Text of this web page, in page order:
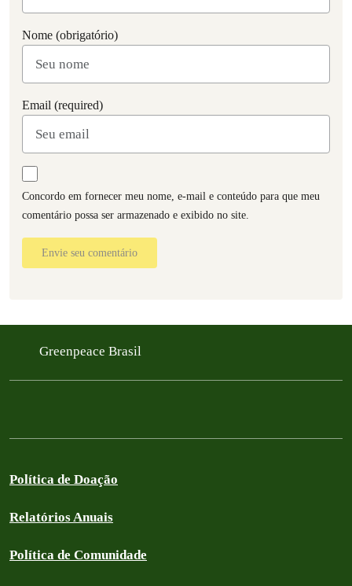
Nome (obrigatório)
Email (required)
Concordo em fornecer meu nome, e-mail e conteúdo para que meu
comentário possa ser armazenado e exibido no site.
Envie seu comentário
Greenpeace Brasil
Política de Doação
Relatórios Anuais
Política de Comunidade